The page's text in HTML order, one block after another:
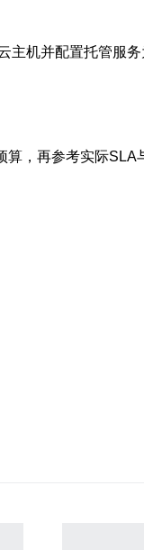
机并配置托管服
，再参考实际SLA